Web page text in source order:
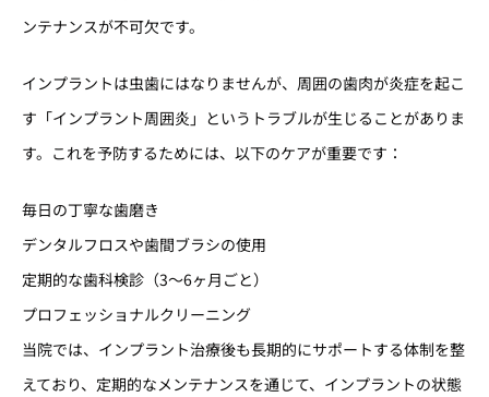
ンテナンスが不可欠です。
インプラントは虫歯にはなりませんが、周囲の歯肉が炎症を起こ
す「インプラント周囲炎」というトラブルが生じることがありま
す。これを予防するためには、以下のケアが重要です：
毎日の丁寧な歯磨き
デンタルフロスや歯間ブラシの使用
定期的な歯科検診（3〜6ヶ月ごと）
プロフェッショナルクリーニング
当院では、インプラント治療後も長期的にサポートする体制を整
えており、定期的なメンテナンスを通じて、インプラントの状態